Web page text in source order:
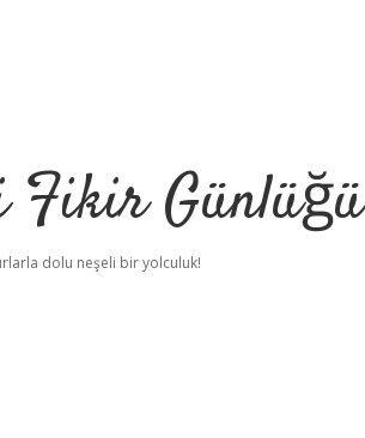
Fikir Günlüğü
dolu neşeli bir yolculuk!